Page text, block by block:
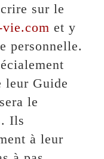
sur le
et y
personnelle.
leur Guide
le
Ils
à leur